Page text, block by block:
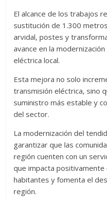
El alcance de los trabajos
sustitución de 1.300
arvidal, postes y
avance en la
eléctrica local.
Esta mejora no solo
transmisión eléctrica, sino
suministro más estable y
del sector.
La modernización del
garantizar que las
región cuenten con un
que impacta positivamente
habitantes y fomenta el
región.